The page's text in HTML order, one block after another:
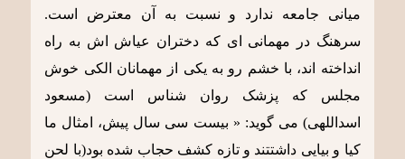
میانی جامعه ندارد و نسبت به آن معترض است.
سرهنگ در مهمانی ای که دختران عیاش اش به راه
انداخته اند، با خشم رو به یکی از مهمانان الکی خوش
مجلس که پزشک روان شناس است (مسعود
اسداللهی) می گوید: « بیست سی سال پیش، امثال ما
کیا و بیایی داشتتند و تازه کشف حجاب شده بود(با لحن